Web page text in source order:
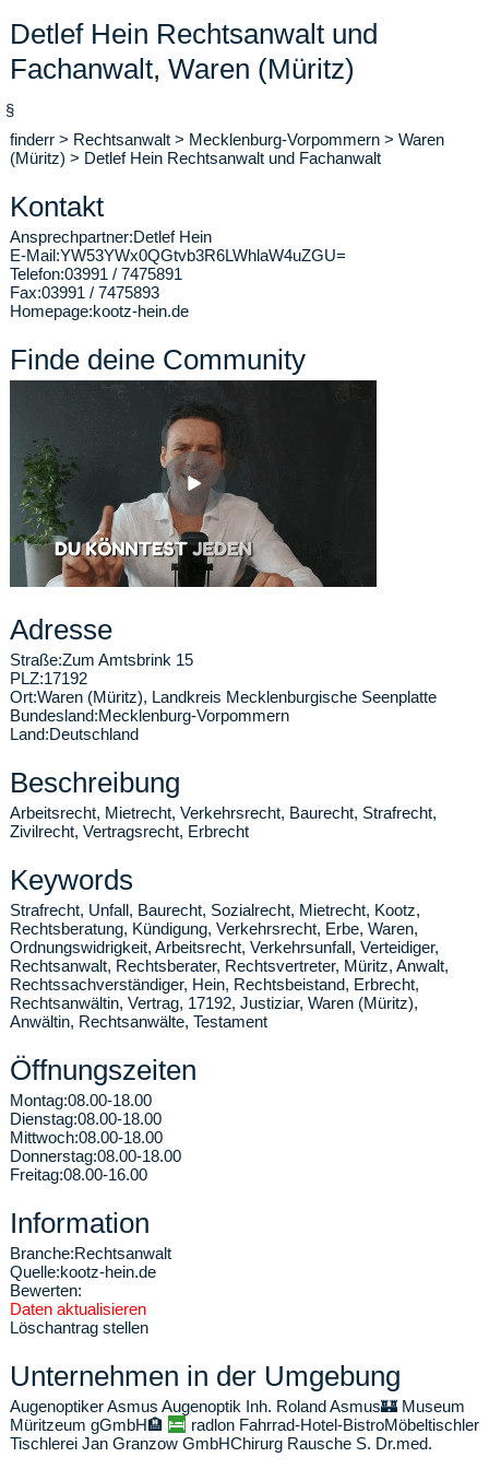
Detlef Hein Rechtsanwalt und
Fachanwalt, Waren (Müritz)
§
finderr > Rechtsanwalt > Mecklenburg-Vorpommern > Waren
(Müritz) > Detlef Hein Rechtsanwalt und Fachanwalt
Kontakt
Ansprechpartner:Detlef Hein
E-Mail:YW53YWx0QGtvb3R6LWhlaW4uZGU=
Telefon:03991 / 7475891
Fax:03991 / 7475893
Homepage:kootz-hein.de
Finde deine Community
Adresse
Straße:Zum Amtsbrink 15
PLZ:17192
Ort:Waren (Müritz), Landkreis Mecklenburgische Seenplatte
Bundesland:Mecklenburg-Vorpommern
Land:Deutschland
Beschreibung
Arbeitsrecht, Mietrecht, Verkehrsrecht, Baurecht, Strafrecht,
Zivilrecht, Vertragsrecht, Erbrecht
Keywords
Strafrecht, Unfall, Baurecht, Sozialrecht, Mietrecht, Kootz,
Rechtsberatung, Kündigung, Verkehrsrecht, Erbe, Waren,
Ordnungswidrigkeit, Arbeitsrecht, Verkehrsunfall, Verteidiger,
Rechtsanwalt, Rechtsberater, Rechtsvertreter, Müritz, Anwalt,
Rechtssachverständiger, Hein, Rechtsbeistand, Erbrecht,
Rechtsanwältin, Vertrag, 17192, Justiziar, Waren (Müritz),
Anwältin, Rechtsanwälte, Testament
Öffnungszeiten
Montag:08.00-18.00
Dienstag:08.00-18.00
Mittwoch:08.00-18.00
Donnerstag:08.00-18.00
Freitag:08.00-16.00
Information
Branche:Rechtsanwalt
Quelle:kootz-hein.de
Bewerten:
Daten aktualisieren
Löschantrag stellen
Unternehmen in der Umgebung
Augenoptiker Asmus Augenoptik Inh. Roland Asmus🏰 Museum
Müritzeum gGmbH🏨 radlon Fahrrad-Hotel-BistroMöbeltischler
Tischlerei Jan Granzow GmbHChirurg Rausche S. Dr.med.